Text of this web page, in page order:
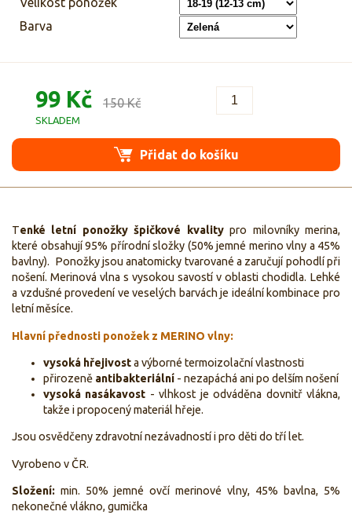
Barva
99 Kč 150 Kč
SKLADEM
Přidat do košíku
Tenké letní ponožky špičkové kvalitypro milovníky merina,
které obsahují 95% přírodní složky (50% jemné merino vlny a 45%
bavlny). Ponožky jsou anatomicky tvarované a zaručují pohodlí při
nošení. Merinová vlna s vysokou savostí v oblasti chodidla. Lehké
a vzdušné provedení ve veselých barvách je ideální kombinace pro
letní měsíce.
Hlavní přednosti ponožek z MERINO vlny:
vysoká hřejivosta výborné termoizolační vlastnosti
přirozeně antibakteriální - nezapáchá ani po delším nošení
vysoká nasákavost - vlhkost je odváděna dovnitř vlákna,
takže i propocený materiál hřeje.
Jsou osvědčeny zdravotní nezávadností i pro děti do tří let.
Vyrobeno v ČR.
Složení: min. 50% jemné ovčí merinové vlny, 45% bavlna, 5%
nekonečné vlákno, gumička